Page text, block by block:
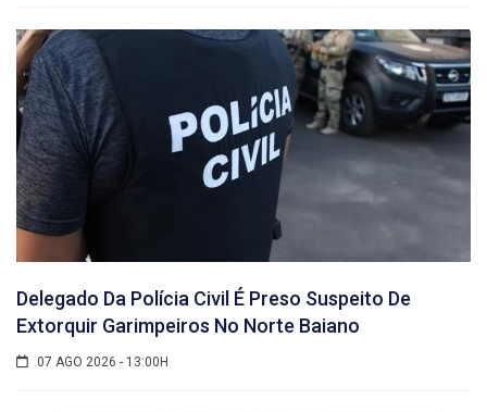
Delegado Da Polícia Civil É Preso Suspeito De
Extorquir Garimpeiros No Norte Baiano
07 AGO 2026 - 13:00H